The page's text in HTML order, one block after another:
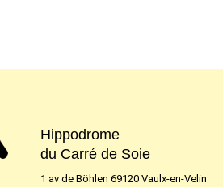
Hippodrome
du Carré de Soie
1 av de Böhlen 69120 Vaulx-en-Velin